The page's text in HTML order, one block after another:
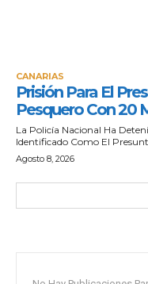
CANARIAS
Prisión Para El
Pesquero Con 20
La Policía Nacional Ha
Identificado Como El
Agosto 8, 2026